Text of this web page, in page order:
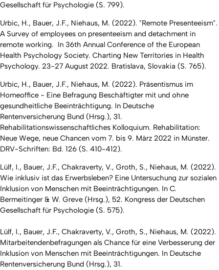
Gesellschaft für Psychologie (S. 799).
Urbic, H., Bauer, J.F., Niehaus, M. (2022). "Remote Presenteeism".
A Survey of employees on presenteeism and detachment in
remote working. In 36th Annual Conference of the European
Health Psychology Society. Charting New Territories in Health
Psychology. 23-27 August 2022. Bratislava, Slovakia (S. 765).
Urbic, H., Bauer, J.F., Niehaus, M. (2022). Präsentismus im
Homeoffice - Eine Befragung Beschäftigter mit und ohne
gesundheitliche Beeinträchtigung. In Deutsche
Rentenversicherung Bund (Hrsg.), 31.
Rehabilitationswissenschaftliches Kolloquium. Rehabilitation:
Neue Wege, neue Chancen vom 7. bis 9. März 2022 in Münster.
DRV-Schriften: Bd. 126 (S. 410-412).
Lülf, I., Bauer, J.F., Chakraverty, V., Groth, S., Niehaus, M. (2022).
Wie inklusiv ist das Erwerbsleben? Eine Untersuchung zur sozialen
Inklusion von Menschen mit Beeinträchtigungen. In C.
Bermeitinger & W. Greve (Hrsg.), 52. Kongress der Deutschen
Gesellschaft für Psychologie (S. 575).
Lülf, I., Bauer, J.F., Chakraverty, V., Groth, S., Niehaus, M. (2022).
Mitarbeitendenbefragungen als Chance für eine Verbesserung der
Inklusion von Menschen mit Beeinträchtigungen. In Deutsche
Rentenversicherung Bund (Hrsg.), 31.